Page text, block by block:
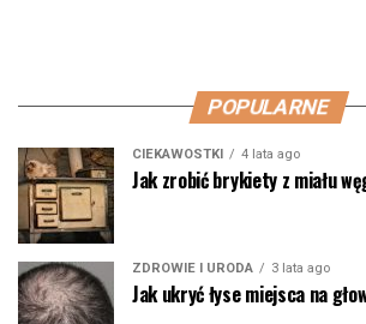
POPULARNE
CIEKAWOSTKI 4 lata ago
Jak zrobić brykiety z miału
ZDROWIE I URODA 3 lata ago
Jak ukryć łyse miejsca na